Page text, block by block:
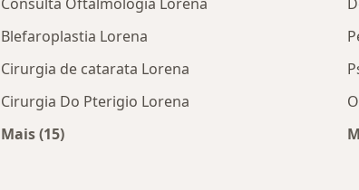
Blefaroplastia Lorena
Cirurgia de catarata Lorena
Cirurgia Do Pterigio Lorena
Mais (15)